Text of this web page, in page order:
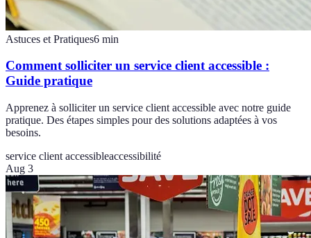
Astuces et Pratiques6 min
Comment solliciter un service client accessible :
Guide pratique
Apprenez à solliciter un service client accessible avec notre guide
pratique. Des étapes simples pour des solutions adaptées à vos
besoins.
service client accessibleaccessibilité
Aug 3